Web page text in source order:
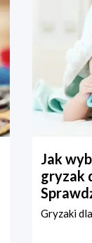
Jak
gryzak
Gryzaki